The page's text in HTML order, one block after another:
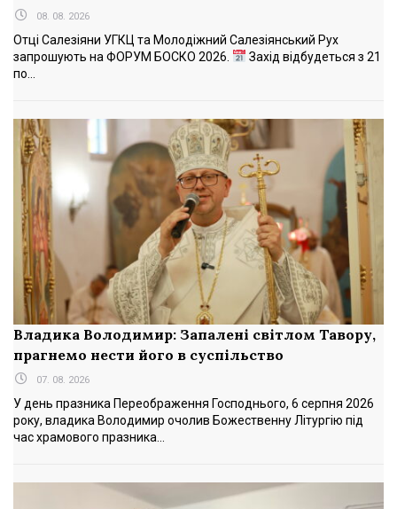
08. 08. 2026
Отці Салезіяни УГКЦ та Молодіжний Салезіянський Рух
запрошують на ФОРУМ БОСКО 2026.
Захід відбудеться з 21
по...
Владика Володимир: Запалені світлом Тавору,
прагнемо нести його в суспільство
07. 08. 2026
У день празника Переображення Господнього, 6 серпня 2026
року, владика Володимир очолив Божественну Літургію під
час храмового празника...